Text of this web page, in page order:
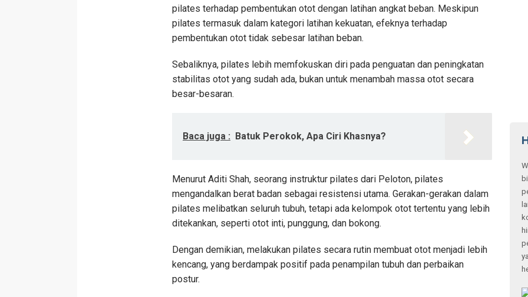
pilates terhadap pembentukan otot dengan latihan angkat beban. Meskipun
pilates termasuk dalam kategori latihan kekuatan, efeknya terhadap
pembentukan otot tidak sebesar latihan beban.
Sebaliknya, pilates lebih memfokuskan diri pada penguatan dan peningkatan
stabilitas otot yang sudah ada, bukan untuk menambah massa otot secara
besar-besaran.
Baca juga : Batuk Perokok, Apa Ciri Khasnya?
Menurut Aditi Shah, seorang instruktur pilates dari Peloton, pilates
mengandalkan berat badan sebagai resistensi utama. Gerakan-gerakan dalam
pilates melibatkan seluruh tubuh, tetapi ada kelompok otot tertentu yang lebih
ditekankan, seperti otot inti, punggung, dan bokong.
Dengan demikian, melakukan pilates secara rutin membuat otot menjadi lebih
kencang, yang berdampak positif pada penampilan tubuh dan perbaikan
postur.